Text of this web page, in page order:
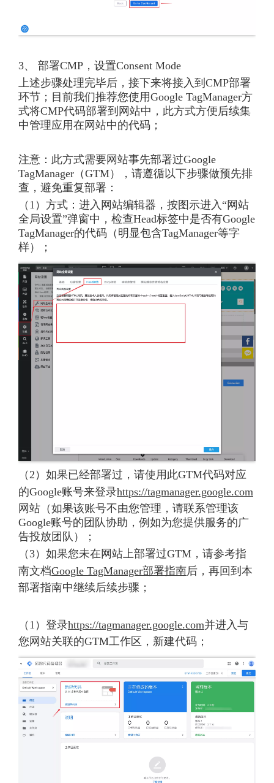
3、 部署CMP，设置Consent Mode
上述步骤处理完毕后，接下来将接入到CMP部署
环节；目前我们推荐您使用Google TagManager方
式将CMP代码部署到网站中，此方式方便后续集
中管理应用在网站中的代码；
注意：此方式需要网站事先部署过Google
TagManager（GTM），请遵循以下步骤做预先排
查，避免重复部署：
（1）方式：进入网站编辑器，按图示进入“网站
全局设置”弹窗中，检查Head标签中是否有Google
TagManager的代码（明显包含TagManager等字
样）；
（2）如果已经部署过，请使用此GTM代码对应
的Google账号来登录https://tagmanager.google.com
网站（如果该账号不由您管理，请联系管理该
Google账号的团队协助，例如为您提供服务的广
告投放团队）；
（3）如果您未在网站上部署过GTM，请参考指
南文档Google TagManager部署指南后，再回到本
部署指南中继续后续步骤；
（1）登录https://tagmanager.google.com并进入与
您网站关联的GTM工作区，新建代码；